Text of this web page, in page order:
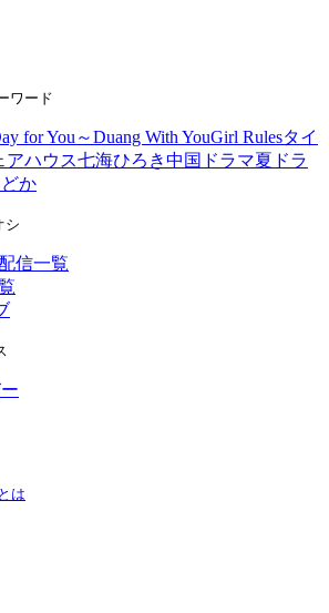
ワード
for You～Duang With YouGirl Rulesタイ
アハウス七海ひろき中国ドラマ夏ドラ
か
シ
信一覧
は